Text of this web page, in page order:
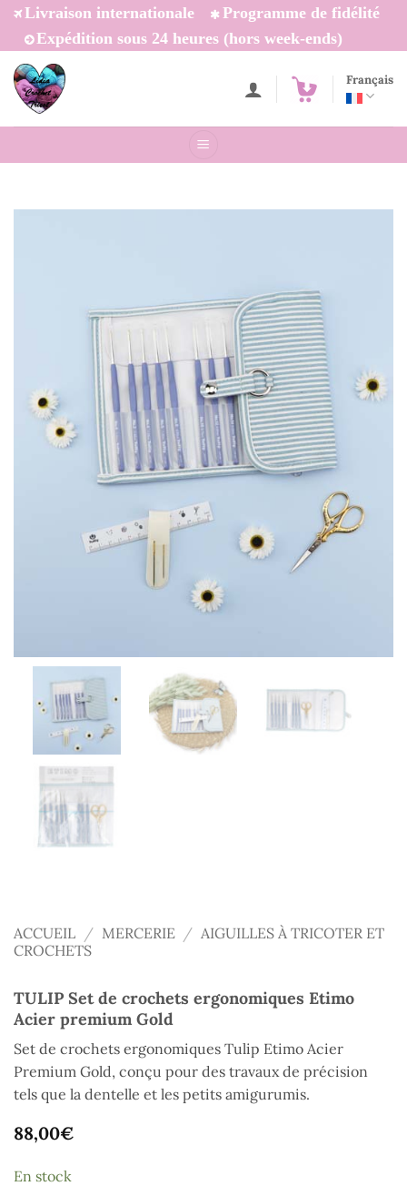
Passer
contenu
Livraison internationale
Programme de fidélité
Expédition sous 24 heures (hors week-ends)
Français
ACCUEIL / MERCERIE / AIGUILLES À TRICOTER ET
CROCHETS
TULIP Set de crochets ergonomiques Etimo
Acier premium Gold
Set de crochets ergonomiques Tulip Etimo Acier
Premium Gold, conçu pour des travaux de précision
tels que la dentelle et les petits amigurumis.
88,00€
En stock